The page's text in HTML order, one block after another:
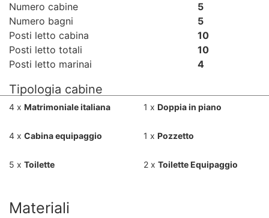
Numero cabine
5
Numero bagni
5
Posti letto cabina
10
Posti letto totali
10
Posti letto marinai
4
Tipologia cabine
4 x Matrimoniale italiana 1 x Doppia in piano
4 x Cabina equipaggio 1 x Pozzetto
5 x Toilette 2 x Toilette Equipaggio
Materiali